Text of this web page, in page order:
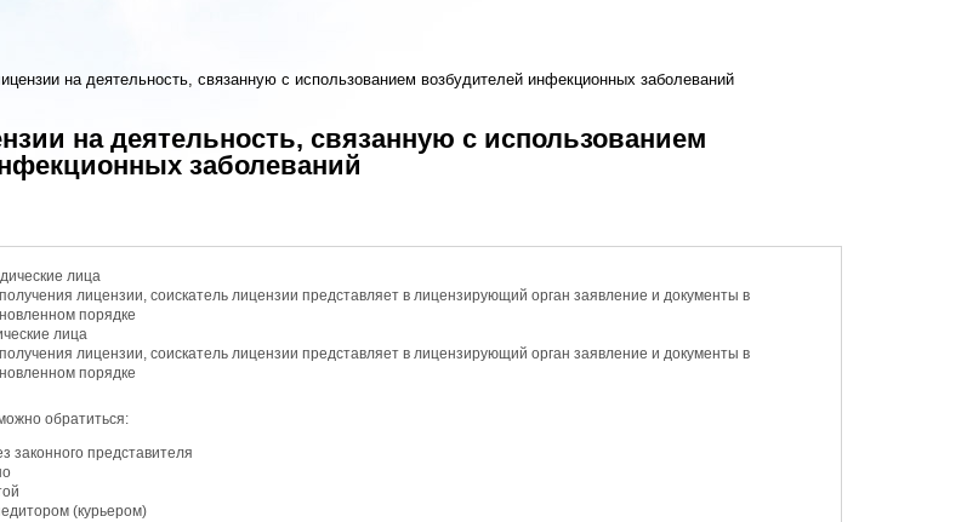
на деятельность, связанную с использованием возбудителей инфекционных заболеваний
на деятельность, связанную с использованием
заболеваний
лица
лицензии, соискатель лицензии представляет в лицензирующий орган заявление и документы в
порядке
лица
лицензии, соискатель лицензии представляет в лицензирующий орган заявление и документы в
порядке
обратиться:
законного представителя
(курьером)